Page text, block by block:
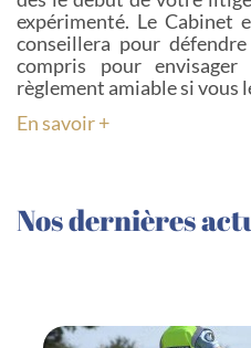
expérimenté. Le Cabinet
conseillera pour
compris pour
règlement amiable si vous
En savoir +
Nos dernières